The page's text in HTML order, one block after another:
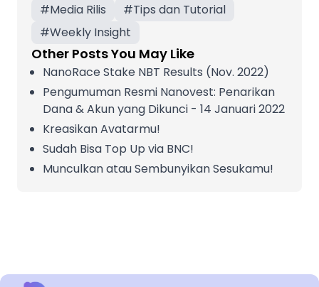
#Media Rilis #Tips dan Tutorial
#Weekly Insight
Other Posts You May Like
NanoRace Stake NBT Results (Nov. 2022)
Pengumuman Resmi Nanovest: Penarikan
Dana & Akun yang Dikunci - 14 Januari 2022
Kreasikan Avatarmu!
Sudah Bisa Top Up via BNC!
Munculkan atau Sembunyikan Sesukamu!